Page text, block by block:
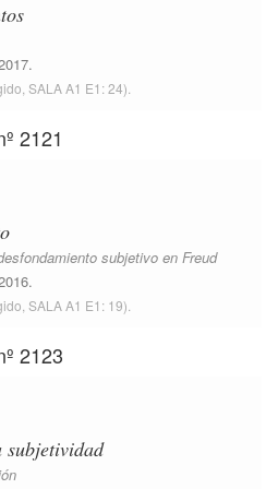
SALA A1 E1: 24).
2121
subjetivo en Freud
SALA A1 E1: 19).
2123
subjetividad